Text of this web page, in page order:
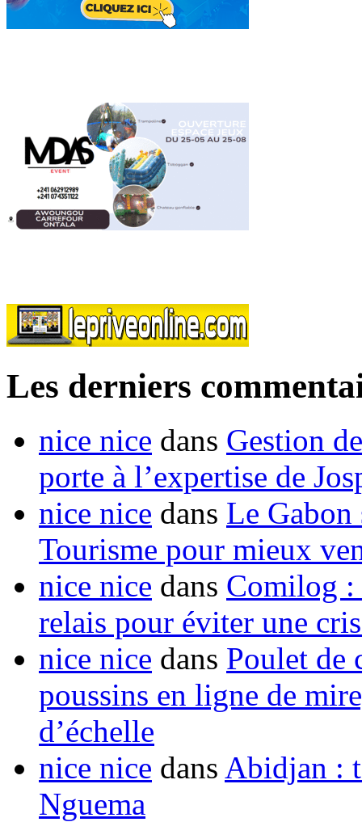
Les derniers
nice nice dans Gestion
porte à l’expertise de
nice nice dans Le Gabon
Tourisme pour mieux
nice nice dans Comilog :
relais pour éviter une
nice nice dans Poulet de
poussins en ligne de
d’échelle
nice nice dans Abidjan :
Nguema